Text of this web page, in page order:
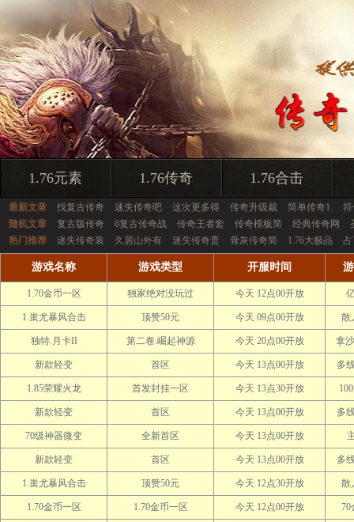
1.76元素 1.76传奇 1.76合击
最新文章 找复古传奇 迷失传奇吧 这次更多得 传奇升级裁 简单传奇1.
随机文章
复古版传奇 6复古传奇战 传奇王者套 传奇模板简 经典传奇网
热门推荐
迷失传奇装 久居山外有 迷失传奇贵 骨灰传奇简 1.76大极品
游戏名称 游戏类型 开服时间
1.70金币一区 独家绝对没玩过 今天 12点00开放
1.蚩尤暴风合击 顶赞50元 今天 09点00开放 散
独特.月卡II 第二卷.崛起神源 今天 20点00开放 拿
新款轻变 首区 今天 13点00开放 多
1.85荣耀火龙 首发封挂一区 今天 13点30开放
新款轻变 首区 今天 13点00开放 多
70级神器微变 全新首区 今天 13点00开放
新款轻变 首区 今天 13点00开放 多
1.蚩尤暴风合击 顶赞50元 今天 12点30开放 散
1.70金币一区 1.70金币一区 今天 12点00开放 70